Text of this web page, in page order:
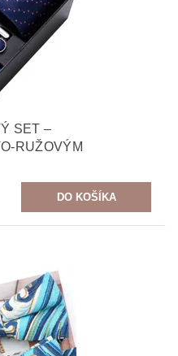
SET –
RUŽOVÝM